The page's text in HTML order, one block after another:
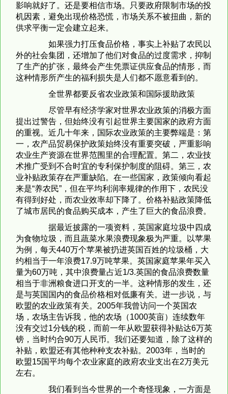
影响就好了。还是要相信市场。只要政府限制市场的投
机因素，避免出现价格恐慌，市场关系不被扭曲，新的
供求平衡一定会建立起来。
如果强力打压食品价格，事实上补贴了农民以
外的社会集团，还增加了他们对食品的过度需求，抑制
了生产的扩张，最终会产生凭票证供应食品的情形，而
这种情形所产生的福利损失是人们都不愿意看到的。
全世界都要反省农业政策和国际援助政策
尽管早有经济学家对世界农业政策的消极方面
提出过警告，但始终没有引起世界主要国家的政府方面
的重视。近几十年来，国际农业政策的主要弊端是：第
一，农产品贸易保护政策始终没有重要突破，严重影响
农业生产资源在世界范围里的合理配置。第二，农业技
术推广受到不合时宜的专利保护制度的阻碍。第三，农
业补贴政策存在严重缺陷。在一些国家，政策倾向看起
来是“养农民”，但在平均利润率规律的作用下，农民没
有得到好处，而农业效率却下降了。价格补贴政策降低
了城市居民的食品购买成本，产生了巨大的食品浪费。
据最近披露的一项资料，英国家庭垃圾中四成
为食物垃圾，而且蔬菜水果浪费现象极为严重。以苹果
为例，每天440万个苹果被扔进英国百姓的垃圾桶，大
约相当于一年浪费17.9万吨苹果。英国家庭苹果年买入
量为60万吨，其中浪费量占近1/3.英国的食品浪费数量
相当于非洲粮食进口开支的一半。这种情形的发生，还
是与英国国内的食品价格相对低廉有关。进一步说，与
欧盟的农业政策有关。2005年我曾访问一个英国农
场，农场主告诉我，他的农场（1000英亩）连续数年
没有交过1分钱的税，而前一年从欧盟获得补贴达6万英
镑，当时约合90万人民币。我们还要知道，除了这样的
补贴，欧盟还有其他种种支农补贴。2003年，当时的
欧盟15国平均每个农业家庭的政府农业支出在2万美元
左右。
我们看到当今世界的一个奇怪现象，一方面是